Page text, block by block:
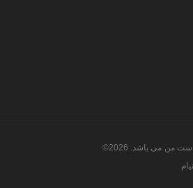
می باشد. 2026©
تیام